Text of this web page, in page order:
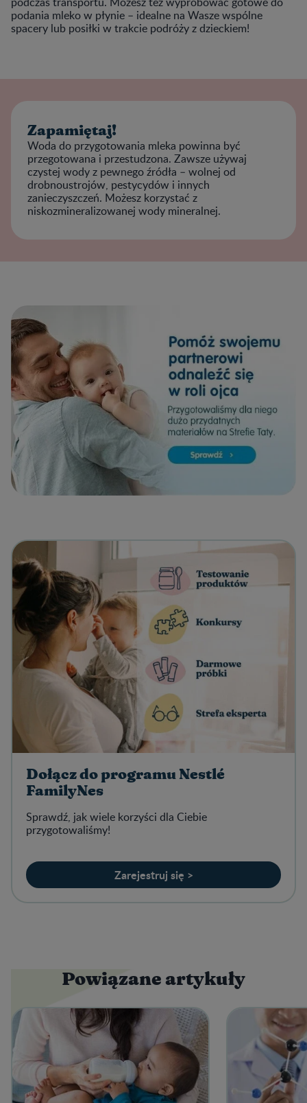
podania mleko w płynie – idealne na Wasze wspólne
spacery lub posiłki w trakcie podróży z dzieckiem!
Zapamiętaj!
Woda do przygotowania mleka powinna być
przegotowana i przestudzona. Zawsze używaj
czystej wody z pewnego źródła – wolnej od
drobnoustrojów, pestycydów i innych
zanieczyszczeń. Możesz korzystać z
niskozmineralizowanej wody mineralnej.
Dołącz do programu Nestlé
FamilyNes
Sprawdź, jak wiele korzyści dla Ciebie
przygotowaliśmy!
Zarejestruj się >
Powiązane artykuły